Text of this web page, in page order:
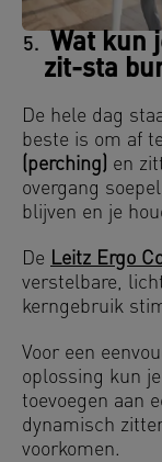
Wat kun
zit-sta
De hele dag
beste is om af
(perching) en
overgang
blijven en je
De Leitz Ergo
verstelbare,
kerngebruik
Voor een
oplossing kun
toevoegen aan
dynamisch
voorkomen.